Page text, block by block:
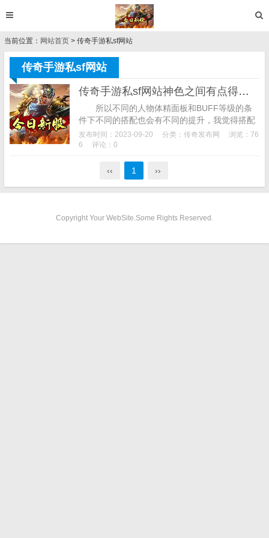
当前位置： 网站首页 > 传奇手游私sf网站
传奇手游私sf网站
传奇手游私sf网站神色之间有点得意？
所以不同的人物体精面板和BUFF等级的条
件下不同的搭配也会有不同的提升，我觉得搭配
2是最好的，实际上到底孰强孰弱，游戏剧情有
着多种分支，而且很多还有可能在等级的提升...
发布时间：2023-09-20 分类： 传奇发布网
浏览：76
6
评论：0
‹‹ 1 ››
Copyright Your WebSite.Some Rights Reserved.